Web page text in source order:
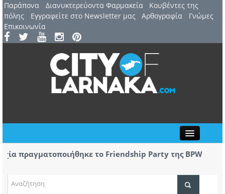
Παράπονα Διανυκτερεύοντα Φαρμακεία
Kουβέντες της
πόλης
Εγγραφείτε στο Newsletter μας Αρθογραφία
Γνώμες
Επικοινωνία
ΤΟΠΙΚΑ ΝΕΑ
πραγματοποιήθηκε το Friendship Party της BPW
του 44χρονου επιχειρηματία να αφεθεί
απειλών και εκβιασμών-Στις Κεντρικές